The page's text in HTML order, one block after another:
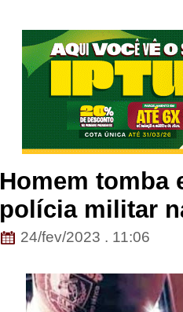
Homem tomba
polícia militar
24/fev/2023 . 11:06